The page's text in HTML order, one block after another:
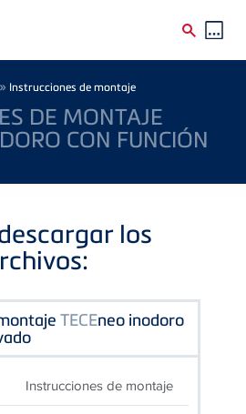
» Instrucciones de montaje
DE MONTAJE
CON FUNCIÓN
los
TECEneo inodoro
Instrucciones de montaje